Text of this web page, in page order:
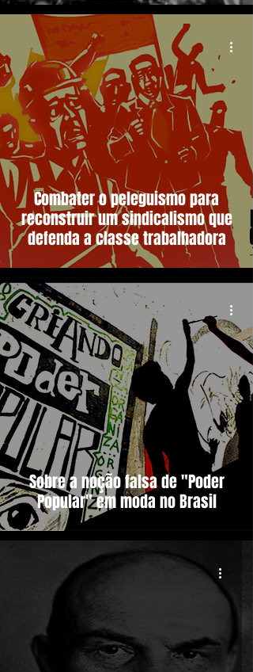
Combater o peleguismo para
reconstruir um sindicalismo que
defenda a classe trabalhadora
Sobre a noção falsa de "Poder
Popular" em moda no Brasil